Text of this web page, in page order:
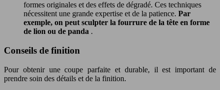
formes originales et des effets de dégradé. Ces techniques
nécessitent une grande expertise et de la patience. Par
exemple, on peut sculpter la fourrure de la tête en forme
de lion ou de panda .
Conseils de finition
Pour obtenir une coupe parfaite et durable, il est important de
prendre soin des détails et de la finition.